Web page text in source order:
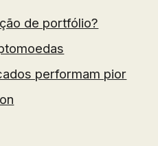
de portfólio?
performam pior